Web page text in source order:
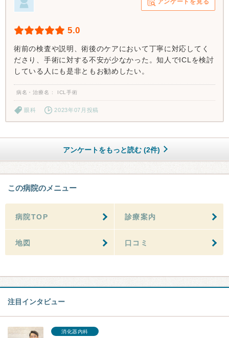
5.0
術前の検査や説明、術後のケアにおいて丁寧に対応してく
ださり、手術に対する不安が少なかった。知人でICLを検討
している人にも是非ともお勧めしたい。
病名・治療名 ICL手術
眼科 2023年07月投稿
アンケートをもっと読む (2件)
この病院のメニュー
病院TOP 診療案内
地図 口コミ
注目インタビュー
消化器内科